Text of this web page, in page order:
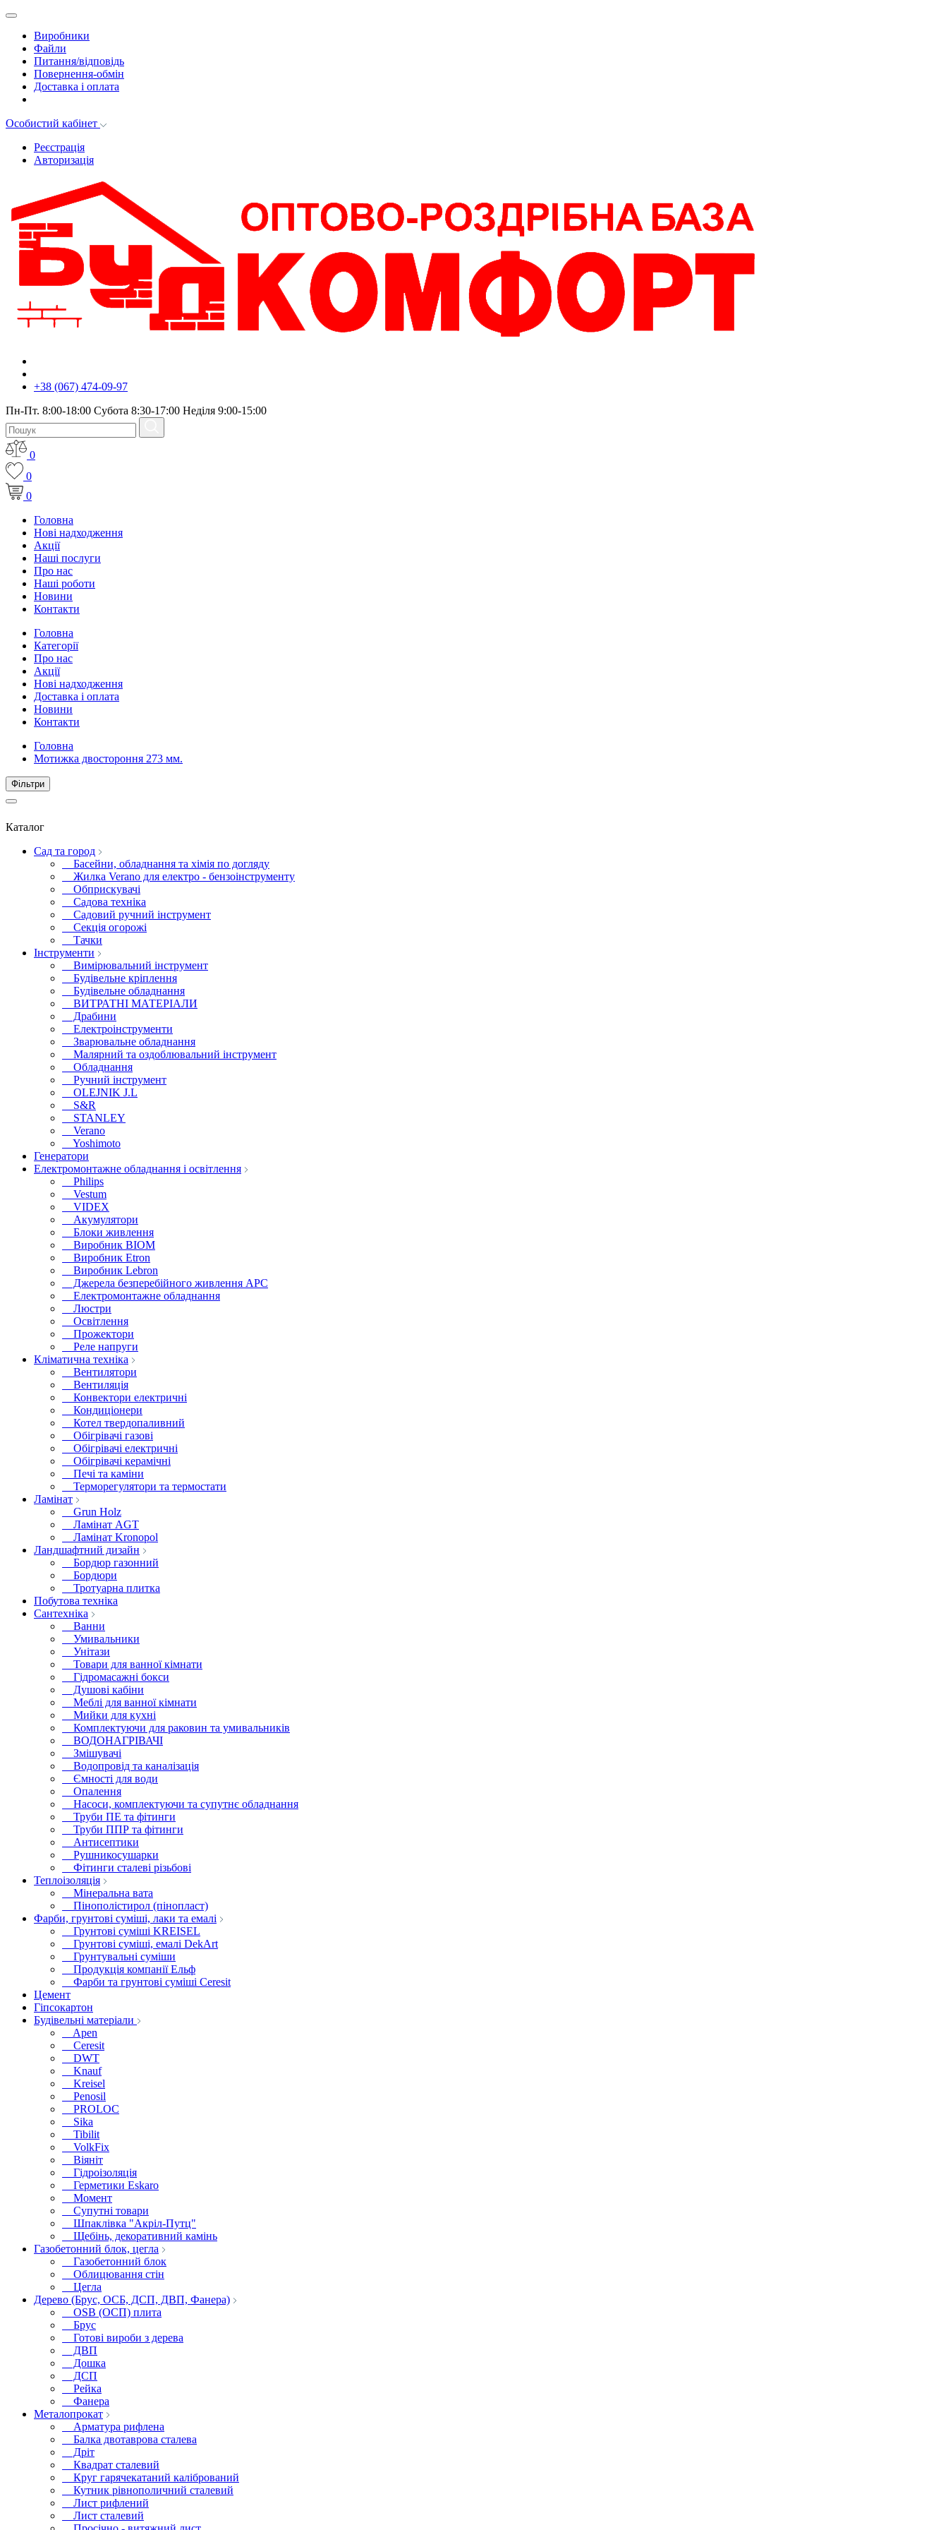
Виробники
Файли
Питання/відповідь
Повернення-обмін
Доставка і оплата
Особистий кабінет
Реєстрація
Авторизація
+38 (067) 474-09-97
Пн-Пт. 8:00-18:00 Субота 8:30-17:00 Неділя 9:00-15:00
0
0
0
Головна
Нові надходження
Акції
Наші послуги
Про нас
Наші роботи
Новини
Контакти
Головна
Категорії
Про нас
Акції
Нові надходження
Доставка і оплата
Новини
Контакти
Головна
Мотижка двостороння 273 мм.
Фiльтри
Каталог
Сад та город
Басейни, обладнання та хімія по догляду
Жилка Verano для електро - бензоінструменту
Обприскувачі
Садова техніка
Садовий ручний інструмент
Секція огорожі
Тачки
Інструменти
Вимірювальний інструмент
Будівельне кріплення
Будівельне обладнання
ВИТРАТНІ МАТЕРІАЛИ
Драбини
Електроінструменти
Зварювальне обладнання
Малярний та оздоблювальний інструмент
Обладнання
Ручний інструмент
OLEJNIK J.L
S&R
STANLEY
Verano
Yoshimoto
Генератори
Електромонтажне обладнання і освітлення
Philips
Vestum
VIDEX
Акумулятори
Блоки живлення
Виробник BIOM
Виробник Etron
Виробник Lebron
Джерела безперебійного живлення APC
Електромонтажне обладнання
Люстри
Освітлення
Прожектори
Реле напруги
Кліматична техніка
Вентилятори
Вентиляція
Конвектори електричні
Кондиціонери
Котел твердопаливний
Обігрівачі газові
Обігрівачі електричні
Обігрівачі керамічні
Печі та каміни
Терморегулятори та термостати
Ламінат
Grun Holz
Ламінат AGT
Ламінат Kronopol
Ландшафтний дизайн
Бордюр газонний
Бордюри
Тротуарна плитка
Побутова техніка
Сантехніка
Ванни
Умивальники
Унітази
Товари для ванної кімнати
Гідромасажні бокси
Душові кабіни
Меблі для ванної кімнати
Мийки для кухні
Комплектуючи для раковин та умивальників
ВОДОНАГРІВАЧІ
Змішувачі
Водопровід та каналізація
Ємності для води
Опалення
Насоси, комплектуючи та супутнє обладнання
Труби ПЕ та фітинги
Труби ППР та фітинги
Антисептики
Рушникосушарки
Фітинги сталеві різьбові
Теплоізоляція
Мінеральна вата
Пінополістирол (пінопласт)
Фарби, грунтові суміші, лаки та емалі
Грунтові суміші KREISEL
Грунтові суміші, емалі DekArt
Грунтувальні суміши
Продукція компанії Ельф
Фарби та грунтові суміші Ceresit
Цемент
Гіпсокартон
Будівельні матеріали
Apen
Ceresit
DWT
Knauf
Kreisel
Penosil
PROLOC
Sika
Tibilit
VolkFix
Віяніт
Гідроізоляція
Герметики Eskaro
Момент
Супутні товари
Шпаклівка "Акріл-Путц"
Щебінь, декоративний камінь
Газобетонний блок, цегла
Газобетонний блок
Облицювання стін
Цегла
Дерево (Брус, ОСБ, ДСП, ДВП, Фанера)
OSB (ОСП) плита
Брус
Готові вироби з дерева
ДВП
Дошка
ДСП
Рейка
Фанера
Металопрокат
Арматура рифлена
Балка двотаврова сталева
Дріт
Квадрат сталевий
Круг гарячекатаний калібрований
Кутник рівнополичний сталевий
Лист рифлений
Лист сталевий